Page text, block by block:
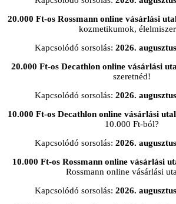
20.000 Ft-os Rossmann online vásárlási
kozmetikumok,
Kapcsolódó sorsolás: 2026.
20.000 Ft-os Decathlon online vásárlási
szeretnéd!
Kapcsolódó sorsolás: 2026.
10.000 Ft-os Decathlon online vásárlási
10.000 Ft-ból?
Kapcsolódó sorsolás: 2026.
10.000 Ft-os Rossmann online vásárlási
Rossmann online vásárlási
Kapcsolódó sorsolás: 2026.